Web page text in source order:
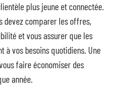
plus jeune et connectée.
devez comparer les offres,
et vous assurer que les
à vos besoins quotidiens. Une
faire économiser des
année.